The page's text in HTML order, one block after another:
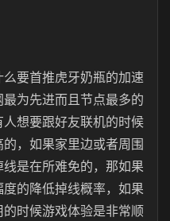
要首推虎牙奶瓶的加速
为先进而且节点最多的
想要跟好友联机的时候
，如果家里边或者周围
是在所难免的，那如果
的降低掉线概率，如果
时候游戏体验是非常顺